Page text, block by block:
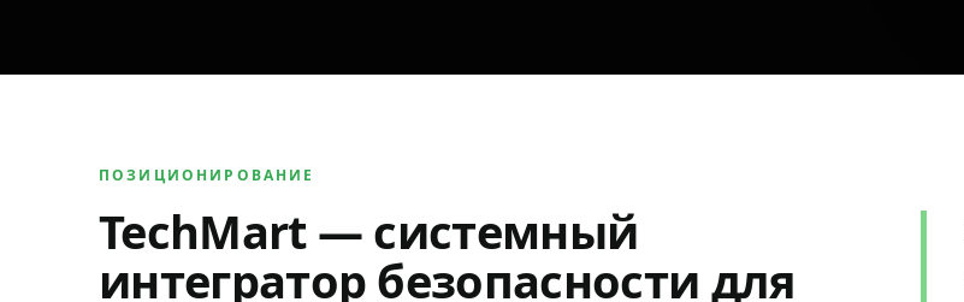
ПОЗИЦИОНИРОВАНИЕ
TechMart — системный
интегратор безопасности для